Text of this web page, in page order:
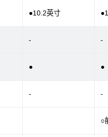
●10.2英寸
- -
● ●
- -
○